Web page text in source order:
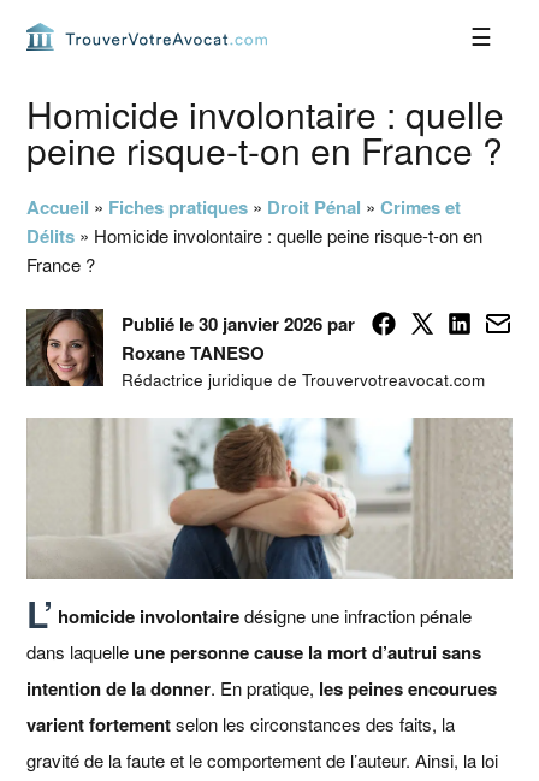
navigation
principale
principal
barre
latérale
principale
pageHomicide involontaire : quelle
peine risque-t-on en France ?
Accueil » Fiches pratiques » Droit Pénal »Crimes et
Délits » Homicide involontaire : quelle peine risque-t-on en
France ?
Publié le 30 janvier 2026 par
Roxane TANESO
Rédactrice juridique de Trouvervotreavocat.com
L’ homicide involontairedésigne une infraction pénale
dans laquelleune personne cause la mort d’autrui sans
intention de la donner. En pratique, les peines encourues
varient fortementselon les circonstances des faits, la
gravité de la faute et le comportement de l’auteur. Ainsi, la loi